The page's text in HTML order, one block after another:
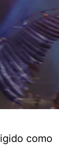
como